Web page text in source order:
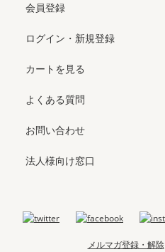
会員登録
ログイン・新規登録
カートを見る
よくある質問
お問い合わせ
法人様向け窓口
メルマガ登録・解除